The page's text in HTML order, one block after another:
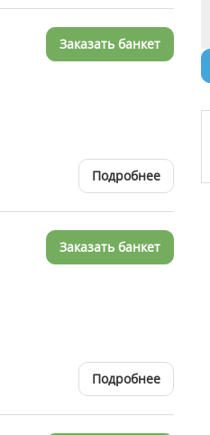
Подробнее
Заказать банкет
Подробнее
Заказать банкет